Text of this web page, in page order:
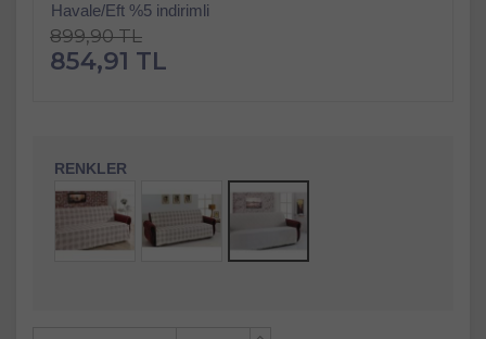
Havale/Eft %5 indirimli
899,90 TL
854,91 TL
RENKLER